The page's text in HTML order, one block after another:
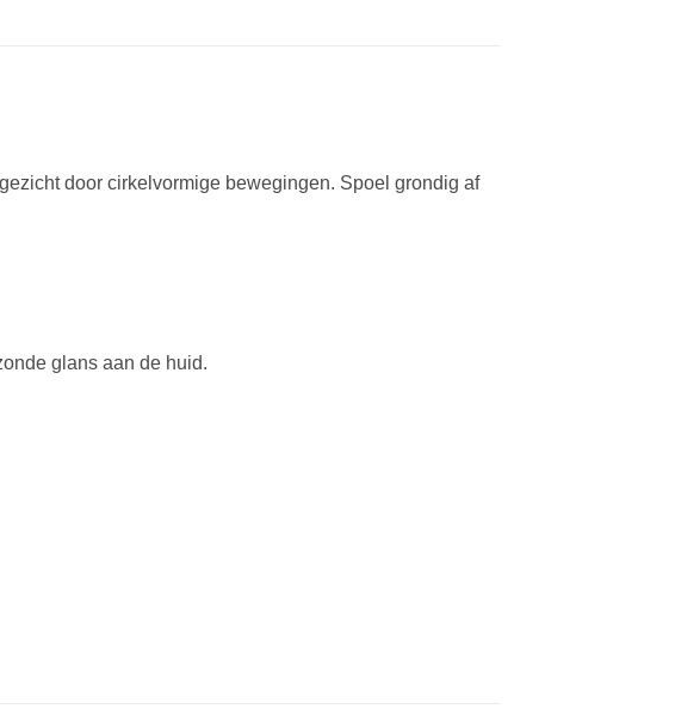
door cirkelvormige bewegingen. Spoel grondig af
glans aan de huid.